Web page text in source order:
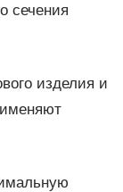
сечения
изделия и